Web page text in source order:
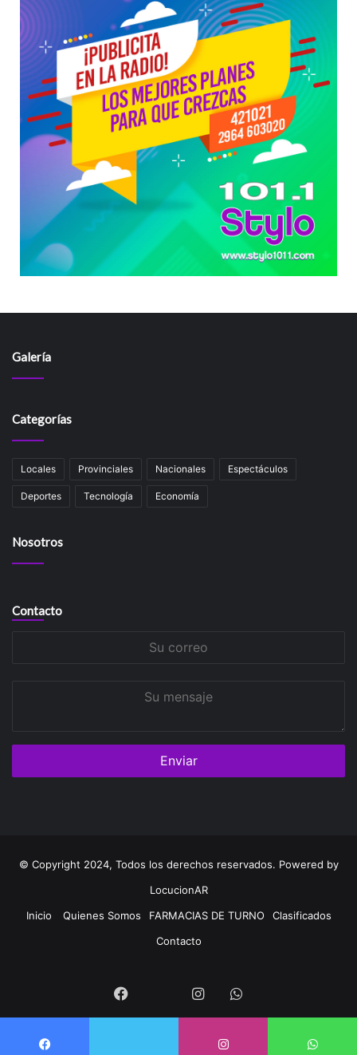
Galería
Categorías
Locales Provinciales Nacionales Espectáculos
Deportes Tecnología Economía
Nosotros
Contacto
© Copyright 2024, Todos los derechos reservados. Powered by
LocucionAR
Inicio
Quienes Somos FARMACIAS DE TURNO
Clasificados
Contacto
Facebook InstagramWhatsapp